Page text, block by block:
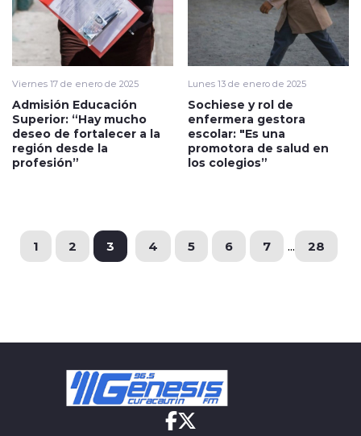
Viernes 17 de enero de 2025
Admisión Educación
Superior: “Hay mucho
deseo de fortalecer a la
región desde la
profesión”
Lunes 13 de enero de 2025
Sochiese y rol de
enfermera gestora
escolar: "Es una
promotora de salud en
los colegios”
1 2 3 4 5 6 7 ... 28